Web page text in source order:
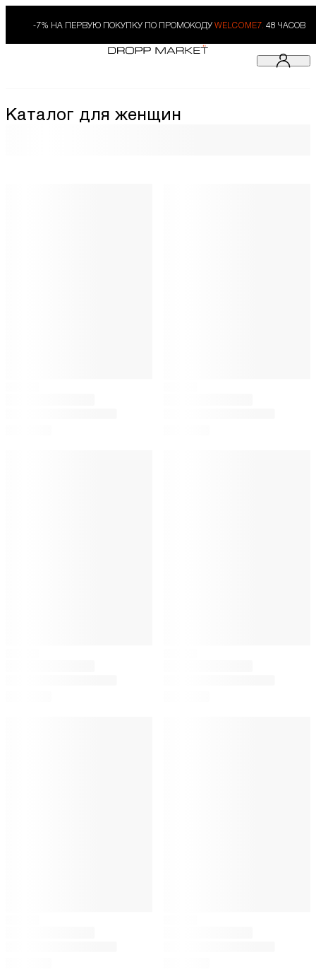
-7% НА ПЕРВУЮ ПОКУПКУ ПО ПРОМОКОДУ WELCOME7. 48 ЧАСОВ
Каталог для женщин